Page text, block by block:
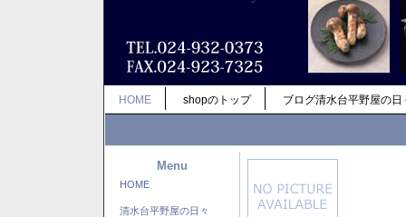
HOME shopのトップ ブログ清水台平野屋の日
Menu
HOME
清水台平野屋の日々